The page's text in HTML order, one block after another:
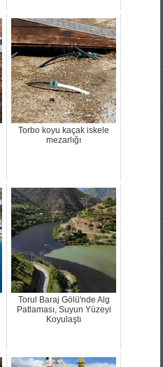
Torbo koyu kaçak iskele
mezarlığı
Torul Baraj Gölü'nde Alg
Patlaması, Suyun Yüzeyi
Koyulaştı